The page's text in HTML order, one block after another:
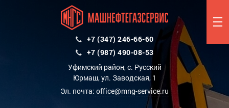
+7 (347) 246-66-60
+7 (987) 490-08-53
Уфимский район, с. Русский
Юрмаш, ул. Заводская, 1
Эл. почта: office@mng-service.ru